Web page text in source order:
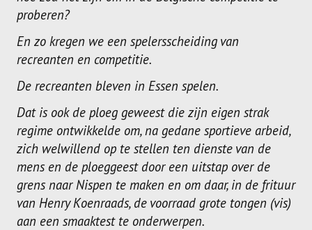
proberen?
En zo kregen we een spelersscheiding van
recreanten en competitie.
De recreanten bleven in Essen spelen.
Dat is ook de ploeg geweest die zijn eigen strak
regime ontwikkelde om, na gedane sportieve arbeid,
zich welwillend op te stellen ten dienste van de
mens en de ploeggeest door een uitstap over de
grens naar Nispen te maken en om daar, in de frituur
van Henry Koenraads, de voorraad grote tongen (vis)
aan een smaaktest te onderwerpen.